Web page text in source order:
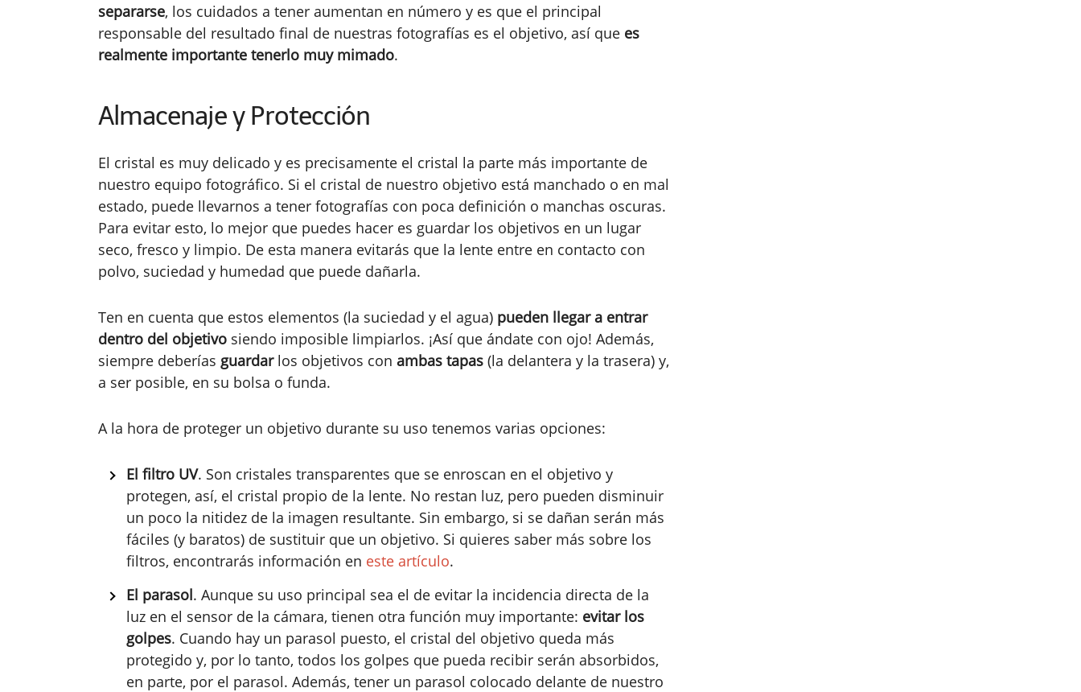
separarse, los cuidados a tener aumentan en número y es que el principal
responsable del resultado final de nuestras fotografías es el objetivo, así que es
realmente importante tenerlo muy mimado.
Almacenaje y Protección
El cristal es muy delicado y es precisamente el cristal la parte más importante de
nuestro equipo fotográfico. Si el cristal de nuestro objetivo está manchado o en mal
estado, puede llevarnos a tener fotografías con poca definición o manchas oscuras.
Para evitar esto, lo mejor que puedes hacer es guardar los objetivos en un lugar
seco, fresco y limpio. De esta manera evitarás que la lente entre en contacto con
polvo, suciedad y humedad que puede dañarla.
Ten en cuenta que estos elementos (la suciedad y el agua) pueden llegar a entrar
dentro del objetivo siendo imposible limpiarlos. ¡Así que ándate con ojo! Además,
siempre deberías guardarlos objetivos con ambas tapas (la delantera y la trasera) y,
a ser posible, en su bolsa o funda.
A la hora de proteger un objetivo durante su uso tenemos varias opciones:
El filtro UV. Son cristales transparentes que se enroscan en el objetivo y
protegen, así, el cristal propio de la lente. No restan luz, pero pueden disminuir
un poco la nitidez de la imagen resultante. Sin embargo, si se dañan serán más
fáciles (y baratos) de sustituir que un objetivo. Si quieres saber más sobre los
filtros, encontrarás información en este artículo.
El parasol. Aunque su uso principal sea el de evitar la incidencia directa de la
luz en el sensor de la cámara, tienen otra función muy importante: evitar los
golpes. Cuando hay un parasol puesto, el cristal del objetivo queda más
protegido y, por lo tanto, todos los golpes que pueda recibir serán absorbidos,
en parte, por el parasol. Además, tener un parasol colocado delante de nuestro